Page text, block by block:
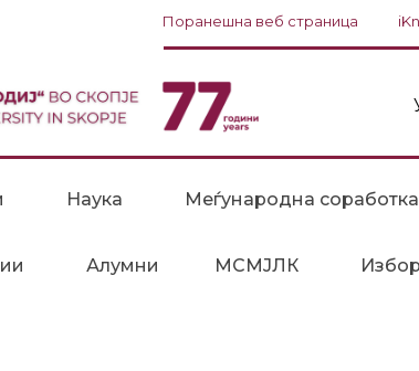
Поранешна веб страница
Наука Меѓународна соработка
Алумни МСМЈЛК